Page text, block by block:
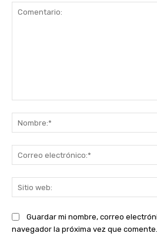
Guardar mi nombre, correo
navegador la próxima vez que comente.